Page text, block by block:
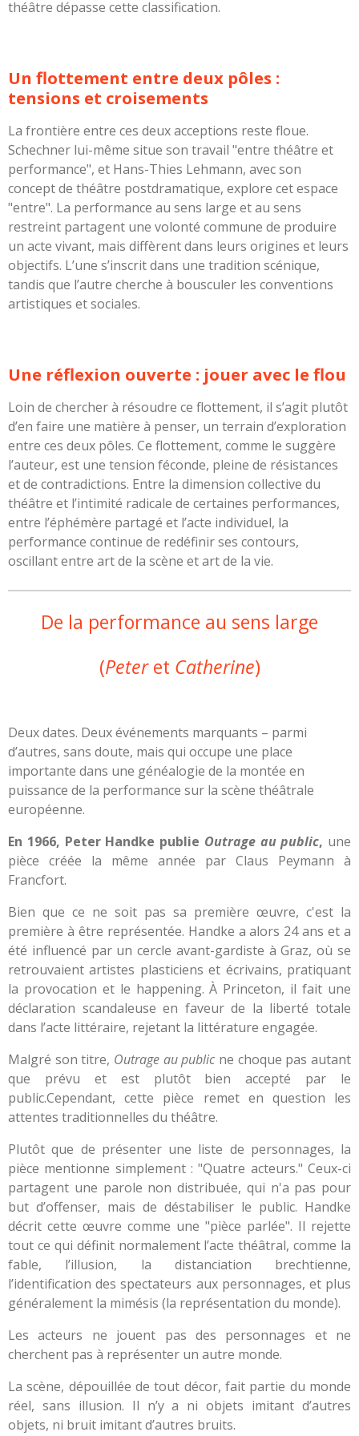
théâtre dépasse cette classification.
Un flottement entre deux pôles :
tensions et croisements
La frontière entre ces deux acceptions reste floue.
Schechner lui-même situe son travail "entre théâtre et
performance", et Hans-Thies Lehmann, avec son
concept de théâtre postdramatique, explore cet espace
"entre". La performance au sens large et au sens
restreint partagent une volonté commune de produire
un acte vivant, mais diffèrent dans leurs origines et leurs
objectifs. L’une s’inscrit dans une tradition scénique,
tandis que l’autre cherche à bousculer les conventions
artistiques et sociales.
Une réflexion ouverte : jouer avec le flou
Loin de chercher à résoudre ce flottement, il s’agit plutôt
d’en faire une matière à penser, un terrain d’exploration
entre ces deux pôles. Ce flottement, comme le suggère
l’auteur, est une tension féconde, pleine de résistances
et de contradictions. Entre la dimension collective du
théâtre et l’intimité radicale de certaines performances,
entre l’éphémère partagé et l’acte individuel, la
performance continue de redéfinir ses contours,
oscillant entre art de la scène et art de la vie.
De la performance au sens large
(Peteret Catherine)
Deux dates. Deux événements marquants – parmi
d’autres, sans doute, mais qui occupe une place
importante dans une généalogie de la montée en
puissance de la performance sur la scène théâtrale
européenne.
En 1966, Peter Handke publie Outrage au public, une
pièce créée la même année par Claus Peymann à
Francfort.
Bien que ce ne soit pas sa première œuvre, c'est la
première à être représentée. Handke a alors 24 ans et a
été influencé par un cercle avant-gardiste à Graz, où se
retrouvaient artistes plasticiens et écrivains, pratiquant
la provocation et le happening. À Princeton, il fait une
déclaration scandaleuse en faveur de la liberté totale
dans l’acte littéraire, rejetant la littérature engagée.
Malgré son titre, Outrage au publicne choque pas autant
que prévu et est plutôt bien accepté par le
public.Cependant, cette pièce remet en question les
attentes traditionnelles du théâtre.
Plutôt que de présenter une liste de personnages, la
pièce mentionne simplement : "Quatre acteurs." Ceux-ci
partagent une parole non distribuée, qui n'a pas pour
but d’offenser, mais de déstabiliser le public. Handke
décrit cette œuvre comme une "pièce parlée". Il rejette
tout ce qui définit normalement l’acte théâtral, comme la
fable, l’illusion, la distanciation brechtienne,
l’identification des spectateurs aux personnages, et plus
généralement la mimésis (la représentation du monde).
Les acteurs ne jouent pas des personnages et ne
cherchent pas à représenter un autre monde.
La scène, dépouillée de tout décor, fait partie du monde
réel, sans illusion. Il n’y a ni objets imitant d’autres
objets, ni bruit imitant d’autres bruits.